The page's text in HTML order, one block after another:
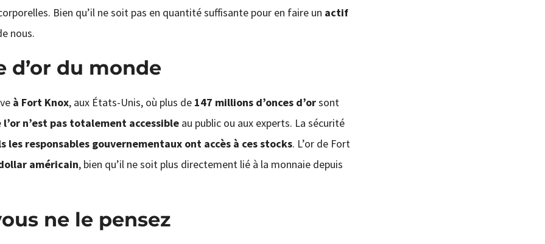
Bien qu’il ne soit pas en quantité suffisante pour en faire un actif
nous.
d’or du monde
à Fort Knox, aux États-Unis, où plus de 147 millions d’onces d’orsont
l’or n’est pas totalement accessibleau public ou aux experts. La sécurité
les responsables gouvernementaux ont accès à ces stocks. L’or de Fort
américain, bien qu’il ne soit plus directement lié à la monnaie depuis
ne le pensez